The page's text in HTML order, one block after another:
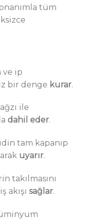
tüm
ip
bir denge kurar.
ile
dahil eder.
tam kapanıp
uyarır.
takılmasını
akışı sağlar.